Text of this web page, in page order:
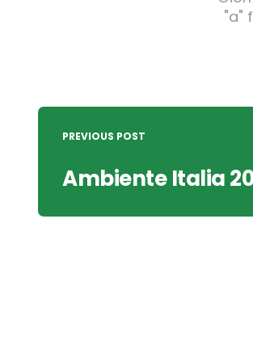
"a"
Post
navigation
PREVIOUS POST
Ambiente Italia